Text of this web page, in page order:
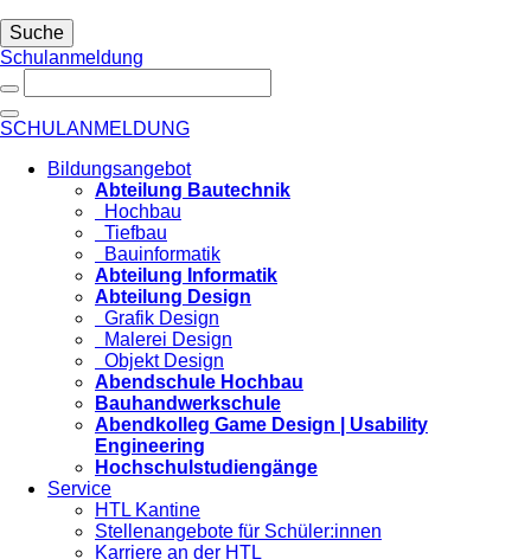
Suche
Schulanmeldung
SCHULANMELDUNG
Bildungsangebot
Abteilung Bautechnik
Hochbau
Tiefbau
Bauinformatik
Abteilung Informatik
Abteilung Design
Grafik Design
Malerei Design
Objekt Design
Abendschule Hochbau
Bauhandwerkschule
Abendkolleg Game Design | Usability
Engineering
Hochschulstudiengänge
Service
HTL Kantine
Stellenangebote für Schüler:innen
Karriere an der HTL